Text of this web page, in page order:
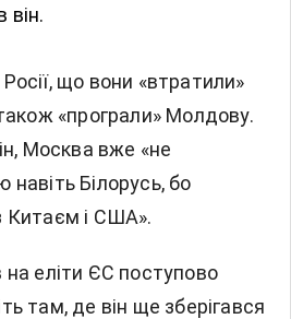
він.
що вони «втратили»
«програли» Молдову.
Москва вже «не
Білорусь, бо
Китаєм і США».
на еліти ЄС поступово
там, де він ще зберігався